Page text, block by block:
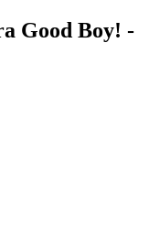
Good Boy! -